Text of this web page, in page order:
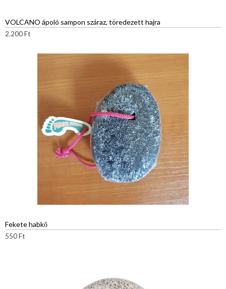
VOLCANO ápoló sampon száraz, töredezett hajra
2.200Ft
Fekete habkő
550Ft